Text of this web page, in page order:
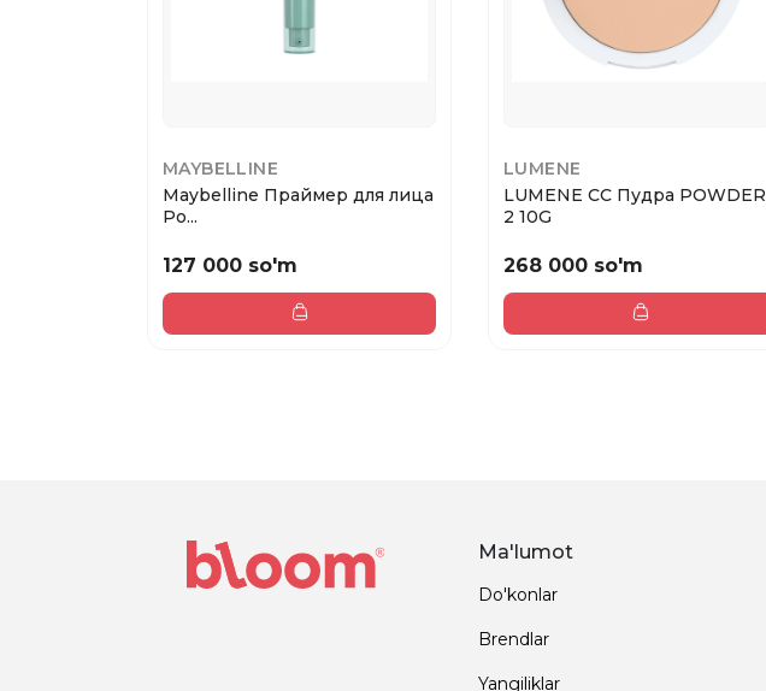
MAYBELLINE
Maybelline Праймер для лица
Po...
127 000 so'm
LUMENE
LUMENE CC Пудра POWDER
2 10G
268 000 so'm
Ma'lumot
Do'konlar
Brendlar
Yangiliklar